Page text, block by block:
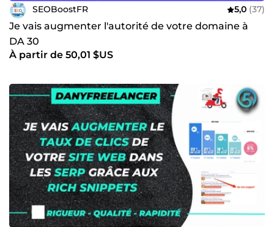
SEOBoostFR 5,0 (37)
Je vais augmenter l'autorité de votre domaine à
DA 30
À partir de 50,01 $US